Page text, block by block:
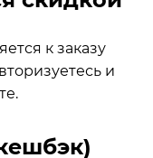
к заказу
и